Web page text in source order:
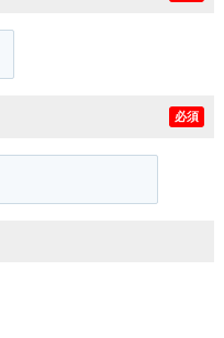
必須